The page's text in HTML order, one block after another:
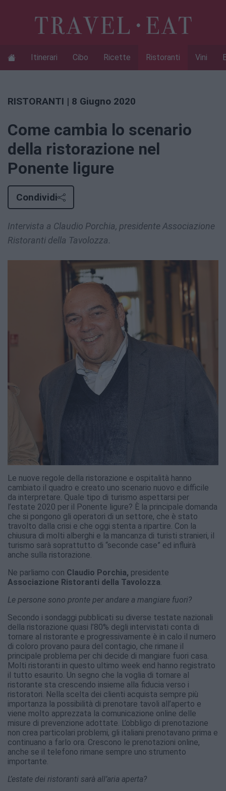
Itinerari Cibo Ricette Ristoranti Vini
RISTORANTI | 8 Giugno 2020
Come cambia lo scenario
della ristorazione nel
Ponente ligure
Condividi
Intervista a Claudio Porchia, presidente Associazione
Ristoranti della Tavolozza.
Le nuove regole della ristorazione e ospitalità hanno
cambiato il quadro e creato uno scenario nuovo e difficile
da interpretare. Quale tipo di turismo aspettarsi per
l’estate 2020 per il Ponente ligure? È la principale domanda
che si pongono gli operatori di un settore, che è stato
travolto dalla crisi e che oggi stenta a ripartire. Con la
chiusura di molti alberghi e la mancanza di turisti stranieri, il
turismo sarà soprattutto di “seconde case” ed influirà
anche sulla ristorazione.
Ne parliamo con Claudio Porchia, presidente
Associazione Ristoranti della Tavolozza
Le persone sono pronte per andare a mangiare fuori?
Secondo i sondaggi pubblicati su diverse testate nazionali
della ristorazione quasi l’80% degli intervistati conta di
tornare al ristorante e progressivamente è in calo il numero
di coloro provano paura del contagio, che rimane il
principale problema per chi decide di mangiare fuori casa.
Molti ristoranti in questo ultimo week end hanno registrato
il tutto esaurito. Un segno che la voglia di tornare al
ristorante sta crescendo insieme alla fiducia verso i
ristoratori. Nella scelta dei clienti acquista sempre più
importanza la possibilità di prenotare tavoli all’aperto e
viene molto apprezzata la comunicazione online delle
misure di prevenzione adottate. L’obbligo di prenotazione
non crea particolari problemi, gli italiani prenotavano prima e
continuano a farlo ora. Crescono le prenotazioni online,
anche se il telefono rimane sempre uno strumento
importante.
L’estate dei ristoranti sarà all’aria aperta?